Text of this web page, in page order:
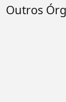
Outros